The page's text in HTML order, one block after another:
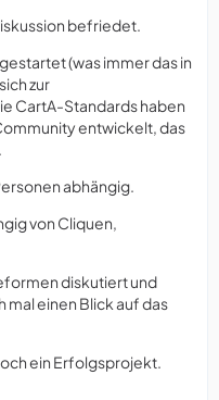
befriedet.
(was immer das in
zur
CartA-Standards haben
entwickelt, das
abhängig.
von Cliquen,
diskutiert und
mal einen Blick auf das
ein Erfolgsprojekt.